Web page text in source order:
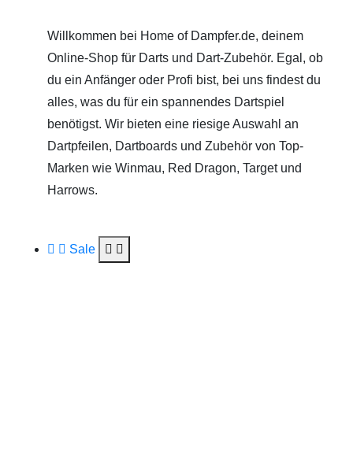
Willkommen bei Home of Dampfer.de, deinem
Online-Shop für Darts und Dart-Zubehör. Egal, ob
du ein Anfänger oder Profi bist, bei uns findest du
alles, was du für ein spannendes Dartspiel
benötigst. Wir bieten eine riesige Auswahl an
Dartpfeilen, Dartboards und Zubehör von Top-
Marken wie Winmau, Red Dragon, Target und
Harrows.
Sale